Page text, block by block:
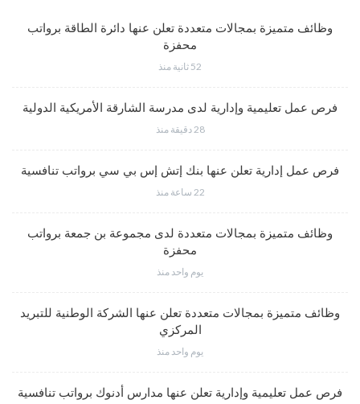
وظائف متميزة بمجالات متعددة تعلن عنها دائرة الطاقة برواتب
محفزة
52 ثانية منذ
فرص عمل تعليمية وإدارية لدى مدرسة الشارقة الأمريكية الدولية
28 دقيقة منذ
فرص عمل إدارية تعلن عنها بنك إتش إس بي سي برواتب تنافسية
22 ساعة منذ
وظائف متميزة بمجالات متعددة لدى مجموعة بن جمعة برواتب
محفزة
يوم واحد منذ
وظائف متميزة بمجالات متعددة تعلن عنها الشركة الوطنية للتبريد
المركزي
يوم واحد منذ
فرص عمل تعليمية وإدارية تعلن عنها مدارس أدنوك برواتب تنافسية